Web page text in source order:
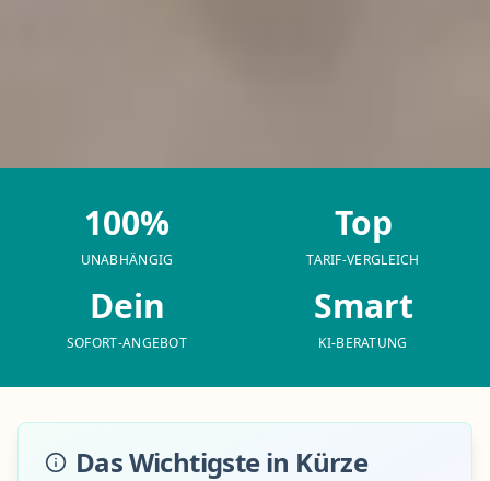
100%
UNABHÄNGIG
Top
TARIF-VERGLEICH
Dein
SOFORT-ANGEBOT
Smart
KI-BERATUNG
Das Wichtigste in Kürze